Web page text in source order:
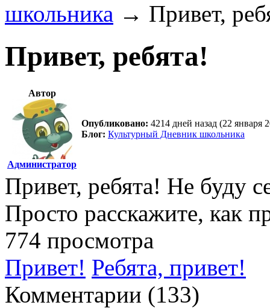
школьника → Привет,
Привет, ребята!
Автор
Администратор
Опубликовано: 4214 дней назад (22 января
Блог: Культурный Дневник школьника
Привет, ребята! Не буду
Просто расскажите, как
774 просмотра
Привет! Ребята, привет!
Комментарии (133)